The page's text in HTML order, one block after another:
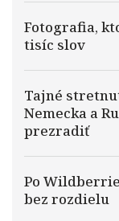
Fotografia,
tisíc slov
Tajné
Nemecka a
prezradiť
Po
bez rozdielu